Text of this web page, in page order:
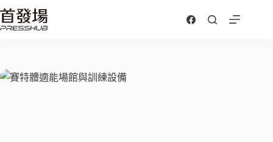
跳
至
容